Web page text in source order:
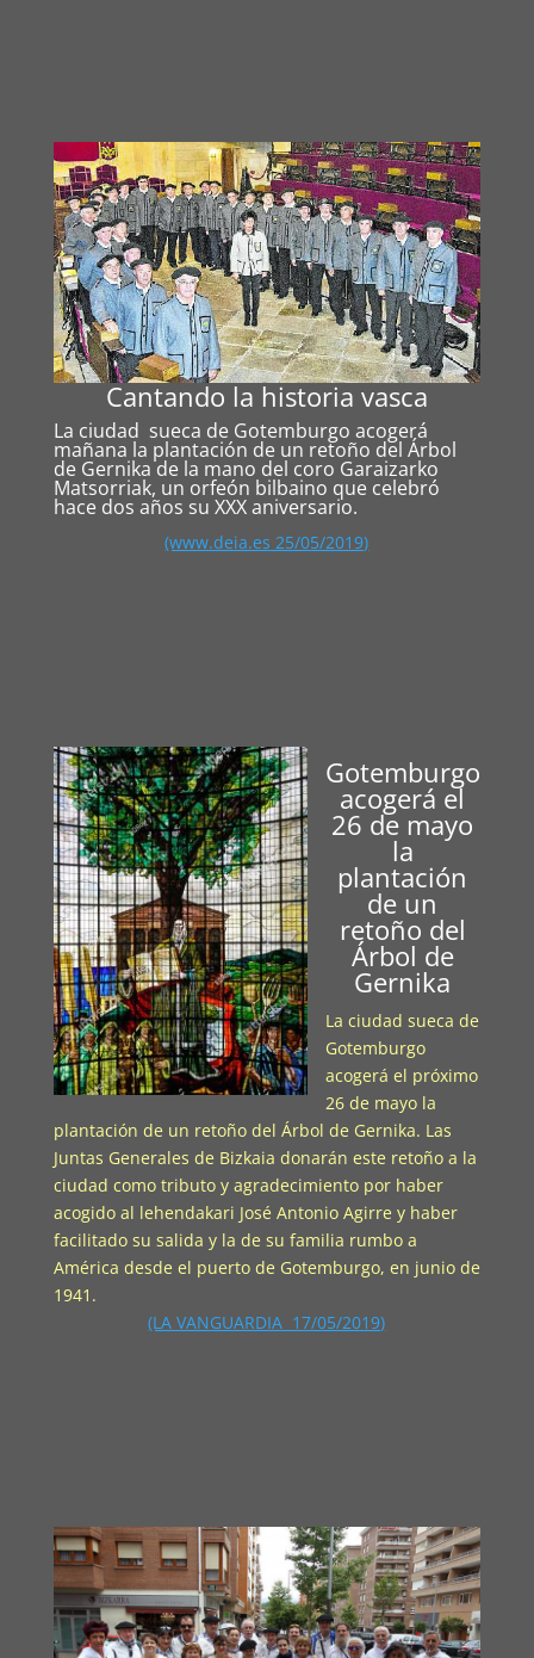
Cantando la historia vasca
La ciudad sueca de Gotemburgo acogerá
mañana la plantación de un retoño del Árbol
de Gernika de la mano del coro Garaizarko
Matsorriak, un orfeón bilbaino que celebró
hace dos años su XXX aniversario.
(www.deia.es 25/05/2019)
Gotemburgo
acogerá el
26 de mayo
la
plantación
de un
retoño del
Árbol de
Gernika
La ciudad sueca de
Gotemburgo
acogerá el próximo
26 de mayo la
plantación de un retoño del Árbol de Gernika. Las
Juntas Generales de Bizkaia donarán este retoño a la
ciudad como tributo y agradecimiento por haber
acogido al lehendakari José Antonio Agirre y haber
facilitado su salida y la de su familia rumbo a
América desde el puerto de Gotemburgo, en junio de
1941.
(LA VANGUARDIA 17/05/2019)